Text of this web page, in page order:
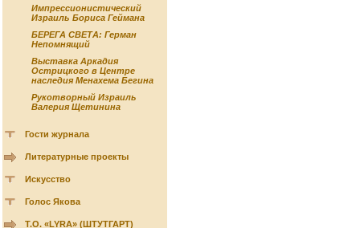
Импрессионистический
Израиль Бориса Геймана
БЕРЕГА СВЕТА: Герман
Непомнящий
Выставка Аркадия
Острицкого в Центре
наследия Менахема Бегина
Рукотворный Израиль
Валерия Щетинина
Гости журнала
Литературные проекты
Искусство
Голос Якова
Т.О. «LYRA» (ШТУТГАРТ)